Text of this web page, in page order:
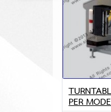
PER